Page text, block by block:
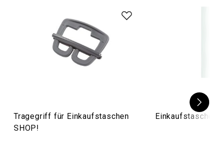
Weihnachtseinkauf deutlich entspannter.
Tragegriff für Einkaufstaschen
SHOP!
Einkaufstasche